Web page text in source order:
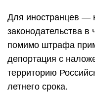
Для иностранцев —
законодательства в
помимо штрафа
депортация с
территорию
летнего срока.